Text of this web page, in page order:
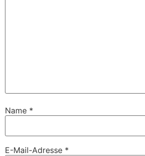
Name *
E-Mail-Adresse *